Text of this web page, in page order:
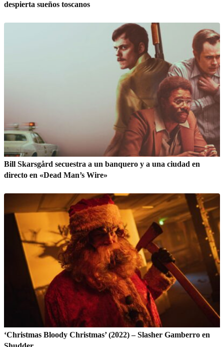
despierta sueños toscanos
Bill Skarsgård secuestra a un banquero y a una ciudad en
directo en «Dead Man’s Wire»
‘Christmas Bloody Christmas’ (2022) – Slasher Gamberro en